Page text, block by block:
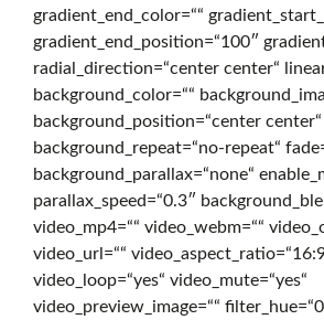
e
e
gradient_end_color=““
gradient_end_position=“100″
radial_direction=“center center“
background_color=““
background_position=“center center“
background_repeat=“no-repeat“
background_parallax=“none“
parallax_speed=“0.3″
video_mp4=““ video_webm=““
video_url=““
video_loop=“yes“ video_mute=“yes“
video_preview_image=““